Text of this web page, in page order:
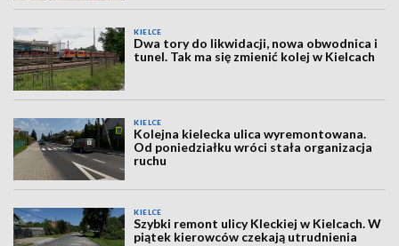
KIELCE
Dwa tory do likwidacji, nowa obwodnica i
tunel. Tak ma się zmienić kolej w Kielcach
KIELCE
Kolejna kielecka ulica wyremontowana.
Od poniedziałku wróci stała organizacja
ruchu
KIELCE
Szybki remont ulicy Kleckiej w Kielcach. W
piątek kierowców czekają utrudnienia